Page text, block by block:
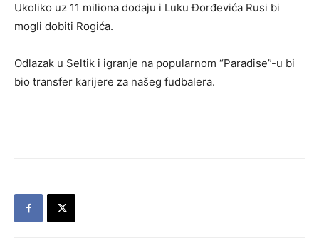
Ukoliko uz 11 miliona dodaju i Luku Đorđevića Rusi bi
mogli dobiti Rogića.
Odlazak u Seltik i igranje na popularnom “Paradise”-u bi
bio transfer karijere za našeg fudbalera.